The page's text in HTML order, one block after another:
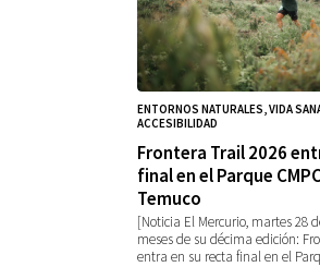
ENTORNOS NATURALES, VIDA
ACCESIBILIDAD
Frontera Trail 2026
final en el Parque
Temuco
[Noticia El Mercurio, martes 28
meses de su décima edición:
entra en su recta final en el